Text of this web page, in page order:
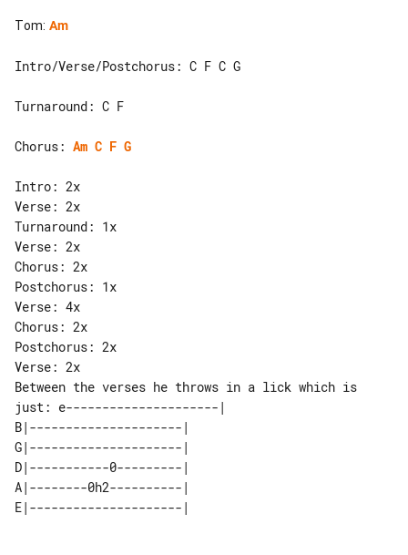
Tom: Am
Intro/Verse/Postchorus: C F C G
Turnaround: C F
Chorus: Am C F G
Intro: 2x
Verse: 2x
Turnaround: 1x
Verse: 2x
Chorus: 2x
Postchorus: 1x
Verse: 4x
Chorus: 2x
Postchorus: 2x
Between the verses he throws in a lick which is
just: e---------------------|
B|---------------------|
G|---------------------|
D|-----------0---------|
A|--------0h2----------|